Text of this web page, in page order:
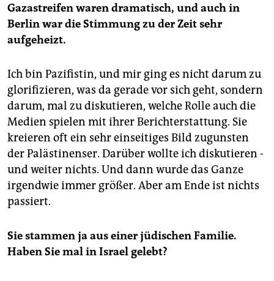
Gazastreifen waren dramatisch, und auch in
Berlin war die Stimmung zu der Zeit sehr
aufgeheizt.
Ich bin Pazifistin, und mir ging es nicht darum zu
glorifizieren, was da gerade vor sich geht, sondern
darum, mal zu diskutieren, welche Rolle auch die
Medien spielen mit ihrer Berichterstattung. Sie
kreieren oft ein sehr einseitiges Bild zugunsten
der Palästinenser. Darüber wollte ich diskutieren -
und weiter nichts. Und dann wurde das Ganze
irgendwie immer größer. Aber am Ende ist nichts
passiert.
Sie stammen ja aus einer jüdischen Familie.
Haben Sie mal in Israel gelebt?